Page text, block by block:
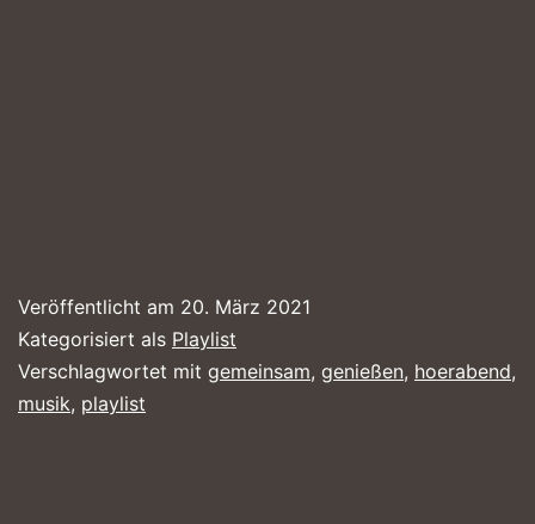
Veröffentlicht am 20. März 2021
Kategorisiert als Playlist
Verschlagwortet mit gemeinsam, genießen, hoerabend,
musik, playlist